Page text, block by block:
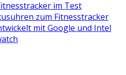
im Test
zum Fitnesstracker
mit Google und Intel